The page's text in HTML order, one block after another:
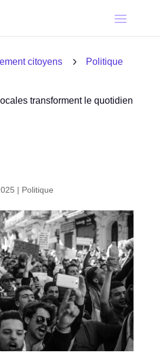
citoyens 5 Politique
transforment le quotidien
| Politique